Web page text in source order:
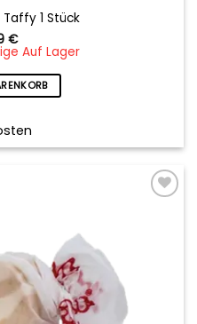
1 Stück
€
Auf Lager